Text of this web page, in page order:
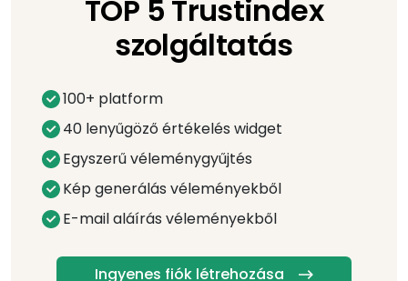
TOP 5 Trustindex
szolgáltatás
100+ platform
40 lenyűgöző értékelés widget
Egyszerű véleménygyűjtés
Kép generálás véleményekből
E-mail aláírás véleményekből
Ingyenes fiók létrehozása